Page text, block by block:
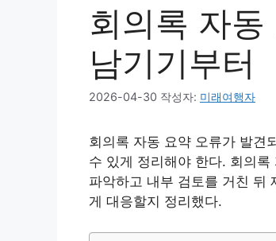
회의록 자
남기기부터
2026-04-30 작성자: 미래여행자
회의록 자동 요약 오류가 발견
수 있게 정리해야 한다. 회의
파악하고 내부 검토를 거친 뒤
게 대응할지 정리했다.